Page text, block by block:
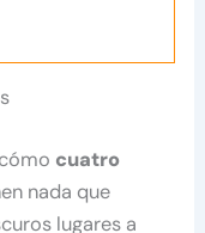
cuatro
nada que
lugares a